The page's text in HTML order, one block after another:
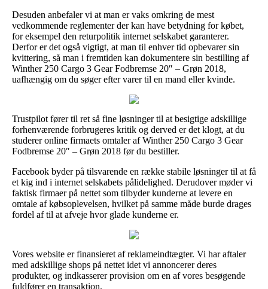
Desuden anbefaler vi at man er vaks omkring de mest
vedkommende reglementer der kan have betydning for købet,
for eksempel den returpolitik internet selskabet garanterer.
Derfor er det også vigtigt, at man til enhver tid opbevarer sin
kvittering, så man i fremtiden kan dokumentere sin bestilling af
Winther 250 Cargo 3 Gear Fodbremse 20″ – Grøn 2018,
uafhængig om du søger efter varer til en mand eller kvinde.
Trustpilot fører til ret så fine løsninger til at besigtige adskillige
forhenværende forbrugeres kritik og derved er det klogt, at du
studerer online firmaets omtaler af Winther 250 Cargo 3 Gear
Fodbremse 20″ – Grøn 2018 før du bestiller.
Facebook byder på tilsvarende en række stabile løsninger til at få
et kig ind i internet selskabets pålidelighed. Derudover møder vi
faktisk firmaer på nettet som tilbyder kunderne at levere en
omtale af købsoplevelsen, hvilket på samme måde burde drages
fordel af til at afveje hvor glade kunderne er.
Vores website er finansieret af reklameindtægter. Vi har aftaler
med adskillige shops på nettet idet vi annoncerer deres
produkter, og indkasserer provision om en af vores besøgende
fuldfører en transaktion.